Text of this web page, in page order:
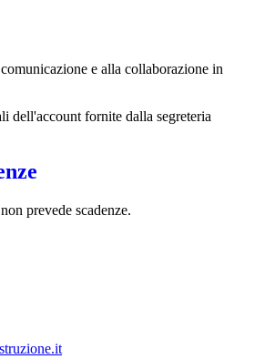
e alla collaborazione in
dell'account fornite dalla segreteria
prevede scadenze.